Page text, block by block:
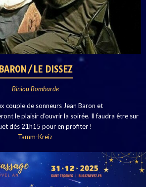
BARON/LE DISSEZ
Biniou Bombarde
couple de sonneurs Jean Baron et
le plaisir d’ouvrir la soirée. Il faudra être sur
dès 21h15 pour en profiter !
Tamm-Kreiz